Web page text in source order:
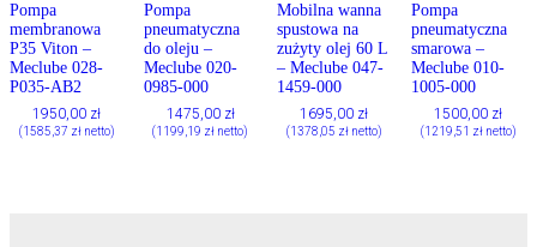
Pompa
membranowa
P35 Viton –
Meclube 028-
P035-AB2
1950,00 zł
(1585,37 złnetto)
Pompa
pneumatyczna
do oleju –
Meclube 020-
0985-000
1475,00 zł
(1199,19 zł netto)
Mobilna wanna
spustowa na
zużyty olej 60 L
– Meclube 047-
1459-000
1695,00 zł
(1378,05 złnetto)
Pompa
pneumatyczna
smarowa –
Meclube 010-
1005-000
1500,00 zł
(1219,51 złnetto)